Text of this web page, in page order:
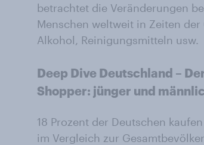
betrachtet die Veränderungen
Menschen weltweit in Zeiten der
Alkohol, Reinigungsmitteln usw.
Deep Dive Deutschland –
Shopper: jünger und
18 Prozent der Deutschen
im Vergleich zur